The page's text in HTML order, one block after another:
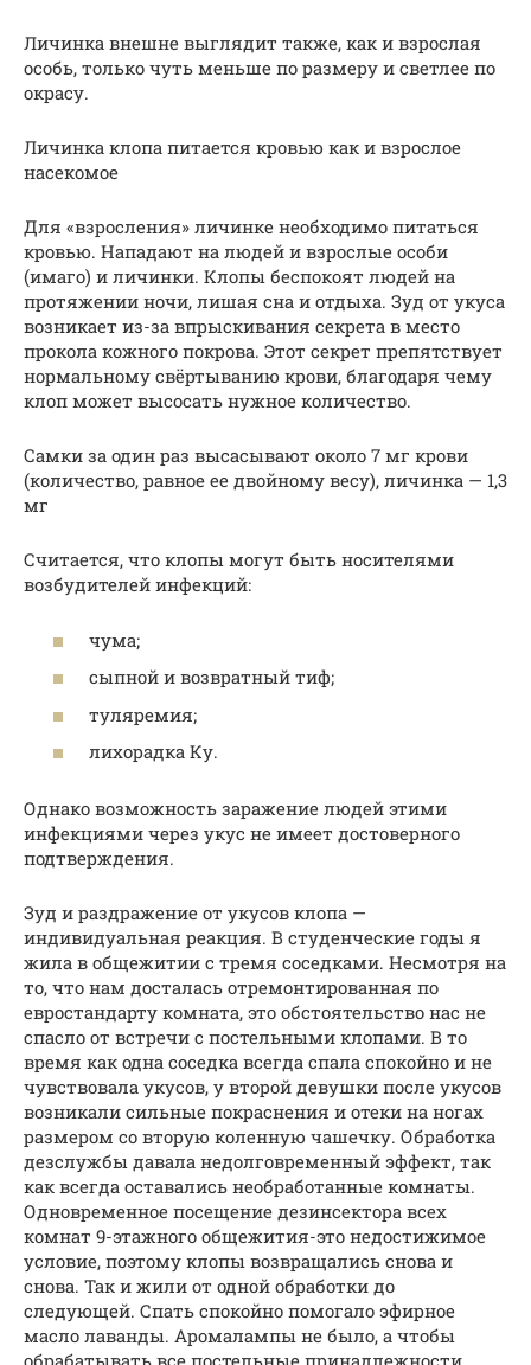
Личинка внешне выглядит также, как и взрослая
особь, только чуть меньше по размеру и светлее по
окрасу.
Личинка клопа питается кровью как и взрослое
насекомое
Для «взросления» личинке необходимо питаться
кровью. Нападают на людей и взрослые особи
(имаго) и личинки. Клопы беспокоят людей на
протяжении ночи, лишая сна и отдыха. Зуд от укуса
возникает из-за впрыскивания секрета в место
прокола кожного покрова. Этот секрет препятствует
нормальному свёртыванию крови, благодаря чему
клоп может высосать нужное количество.
Самки за один раз высасывают около 7 мг крови
(количество, равное ее двойному весу), личинка — 1,3
мг
Считается, что клопы могут быть носителями
возбудителей инфекций:
чума;
сыпной и возвратный тиф;
туляремия;
лихорадка Ку.
Однако возможность заражение людей этими
инфекциями через укус не имеет достоверного
подтверждения.
Зуд и раздражение от укусов клопа —
индивидуальная реакция. В студенческие годы я
жила в общежитии с тремя соседками. Несмотря на
то, что нам досталась отремонтированная по
евростандарту комната, это обстоятельство нас не
спасло от встречи с постельными клопами. В то
время как одна соседка всегда спала спокойно и не
чувствовала укусов, у второй девушки после укусов
возникали сильные покраснения и отеки на ногах
размером со вторую коленную чашечку. Обработка
дезслужбы давала недолговременный эффект, так
как всегда оставались необработанные комнаты.
Одновременное посещение дезинсектора всех
комнат 9-этажного общежития-это недостижимое
условие, поэтому клопы возвращались снова и
снова. Так и жили от одной обработки до
следующей. Спать спокойно помогало эфирное
масло лаванды. Аромалампы не было, а чтобы